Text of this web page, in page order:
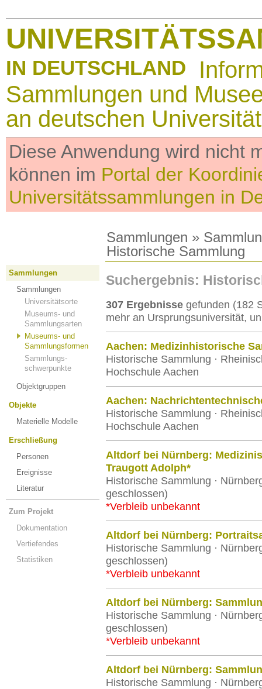
IN DEUTSCHLAND
Sammlungen und
an deutschen
Diese Anwendung wird nicht
können im Portal der
Universitätssammlungen in
Sammlungen »
Historische Sammlung
Sammlungen
Sammlungen
Universitätsorte
Museums- und
Sammlungsarten
Museums- und
Sammlungsformen
Sammlungs-
schwerpunkte
Objektgruppen
Objekte
Materielle Modelle
Erschließung
Personen
Ereignisse
Literatur
Zum Projekt
Dokumentation
Vertiefendes
Statistiken
Suchergebnis:
307 Ergebnisse gefunden (182
mehr an Ursprungsuniversität,
Aachen: Medizinhistorische
Historische Sammlung ·
Hochschule Aachen
Aachen:
Historische Sammlung ·
Hochschule Aachen
Altdorf bei Nürnberg:
Traugott Adolph*
Historische Sammlung ·
geschlossen)
*Verbleib unbekannt
Altdorf bei Nürnberg:
Historische Sammlung ·
geschlossen)
*Verbleib unbekannt
Altdorf bei Nürnberg:
Historische Sammlung ·
geschlossen)
*Verbleib unbekannt
Altdorf bei Nürnberg:
Historische Sammlung ·